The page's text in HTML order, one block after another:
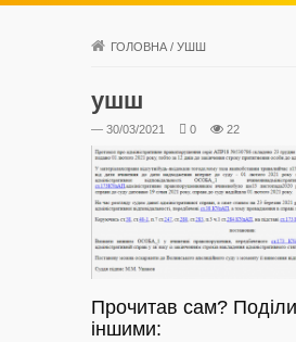
ГОЛОВНА / УШШ
ушш
— 30/03/2021 0 22
Прочитав сам?
іншими: